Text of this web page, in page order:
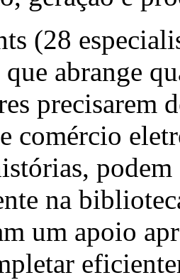
(28
abrange
precisarem
comércio
na
um apoio